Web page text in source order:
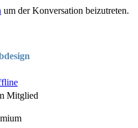
um der Konversation beizutreten.
Mitglied